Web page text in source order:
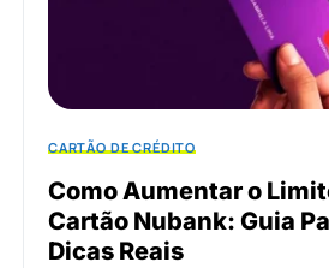
CARTÃO DE CRÉDITO
Como Aumentar o
Cartão Nubank: Guia
Dicas Reais